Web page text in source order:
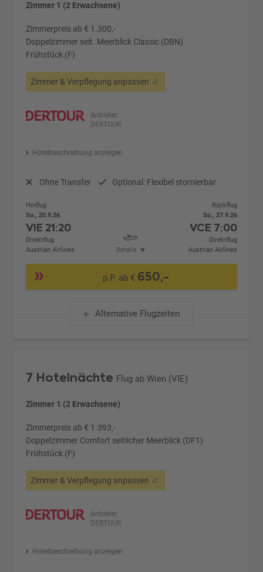
Zimmer 1 (2 Erwachsene)
Zimmerpreis ab € 1.300,-
Doppelzimmer seit. Meerblick Classic (DBN)
Frühstück (F)
Zimmer & Verpflegung anpassen
Anbieter:
DERTOUR
Hotelbeschreibung anzeigen
Ohne Transfer Optional: Flexibel stornierbar
Hinflug
So., 20.9.26
VIE 21:20
Direktflug
Austrian Airlines
Details
Rückflug
So., 27.9.26
VCE 7:00
Direktflug
Austrian Airlines
p.P. ab € 650,-
Alternative Flugzeiten
7 Hotelnächte Flug ab Wien (VIE)
Zimmer 1 (2 Erwachsene)
Zimmerpreis ab € 1.393,-
Doppelzimmer Comfort seitlicher Meerblick (DF1)
Frühstück (F)
Zimmer & Verpflegung anpassen
Anbieter:
DERTOUR
Hotelbeschreibung anzeigen